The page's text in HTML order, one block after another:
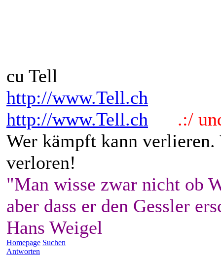
cu Tell
http://www.Tell.ch
http://www.Tell.ch
.:/
Wer kämpft kann
verloren!
"Man wisse zwar nicht ob
aber dass er den Gessler
Hans Weigel
Homepage Suchen
Antworten